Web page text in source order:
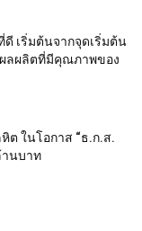
เริ่มต้นจากจุดเริ่มต้น
ลผลิตที่มีคุณภาพของ
ต ในโอกาส “ธ.ก.ส.
านบาท